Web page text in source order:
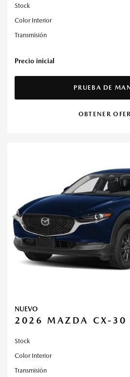
Stock
Color Interior
Transmisión
Precio inicial
PRUEBA DE
OBTENER
NUEVO
2026 MAZDA CX-30
Stock
Color Interior
Transmisión